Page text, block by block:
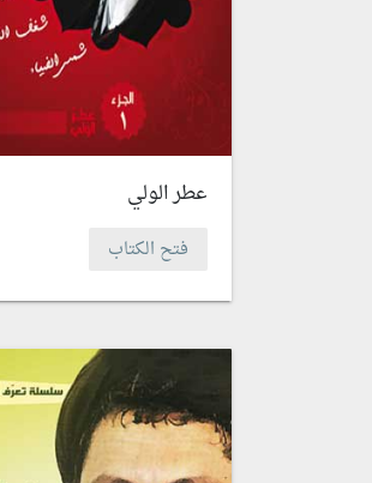
عطر الولي
فتح الكتاب